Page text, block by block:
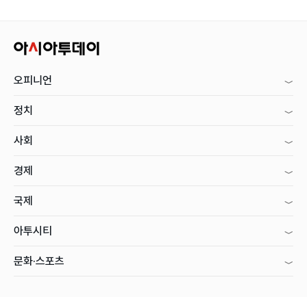
오피니언
정치
사회
경제
국제
아투시티
문화·스포츠